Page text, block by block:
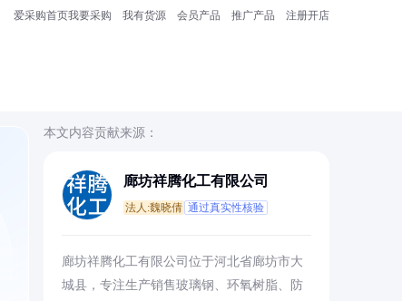
爱采购首页我要采购 我有货源 会员产品 推广产品 注册开店
本文内容贡献来源：
廊坊祥腾化工有限公司
法人:魏晓倩 通过真实性核验
廊坊祥腾化工有限公司位于河北省廊坊市大
城县，专注生产销售玻璃钢、环氧树脂、防